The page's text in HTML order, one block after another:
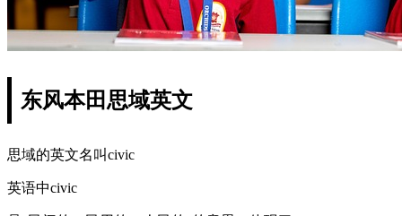
东风本田思域英文
思域的英文名叫civic
英语中civic